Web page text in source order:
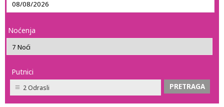
Noćenja
Putnici
2 Odrasli